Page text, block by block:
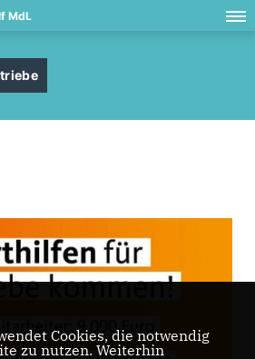
MdL
Cookies, die notwendig
zu nutzen. Weiterhin